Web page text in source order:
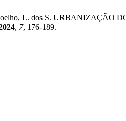
L. dos S.
, 7, 176-189.